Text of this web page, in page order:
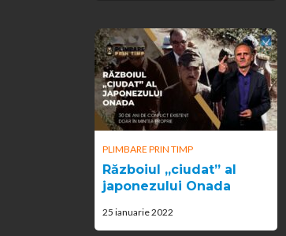
PLIMBARE PRIN TIMP
Războiul „ciudat” al
japonezului Onada
25 ianuarie 2022